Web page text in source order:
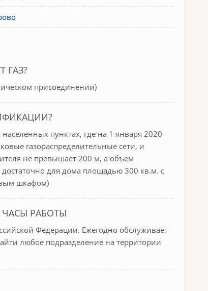
ГАЗ?
присоединении)
пунктах, где на 1 января 2020
газораспределительные сети, и
не превышает 200 м, а объем
достаточно для дома площадью 300 кв.м. с
шкафом)
РАБОТЫ
Федерации. Ежегодно обслуживает
любое подразделение на территории